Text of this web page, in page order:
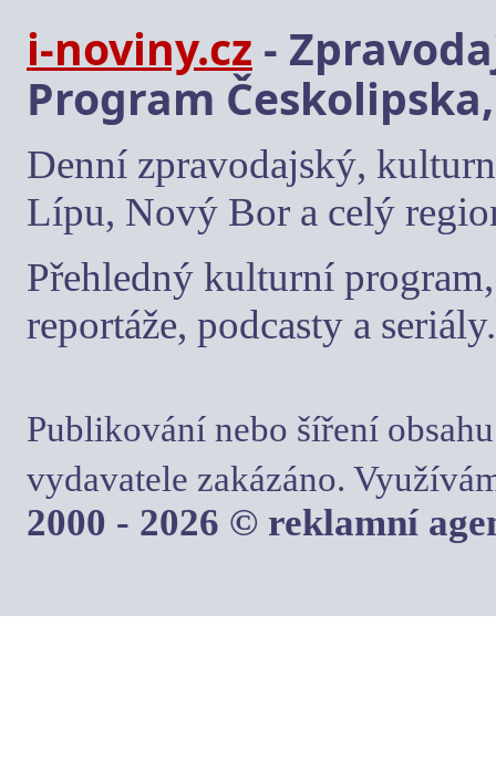
i-noviny.cz -
Program
Denní zpravodajský,
Lípu, Nový Bor a celý
Přehledný kulturní
reportáže, podcasty a seriály.
Publikování nebo šíření
vydavatele zakázáno.
2000 - 2026 © reklamní